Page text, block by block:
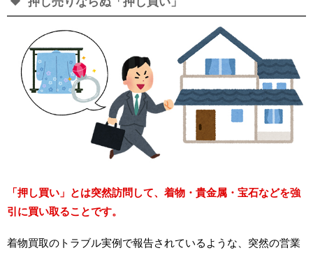
「押し買い」とは突然訪問して、着物・貴金属・宝石などを強
引に買い取ることです。
着物買取のトラブル実例で報告されているような、突然の営業